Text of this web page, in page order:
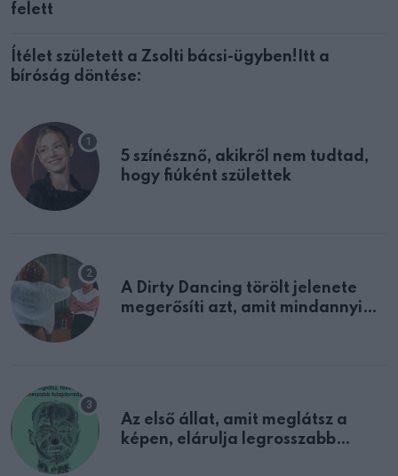
felett
Ítélet született a Zsolti bácsi-ügyben!Itt a
bíróság döntése:
5 színésznő, akikről nem tudtad,
hogy fiúként születtek
A Dirty Dancing törölt jelenete
megerősíti azt, amit mindannyian
Az első állat, amit meglátsz a
képen, elárulja legrosszabb